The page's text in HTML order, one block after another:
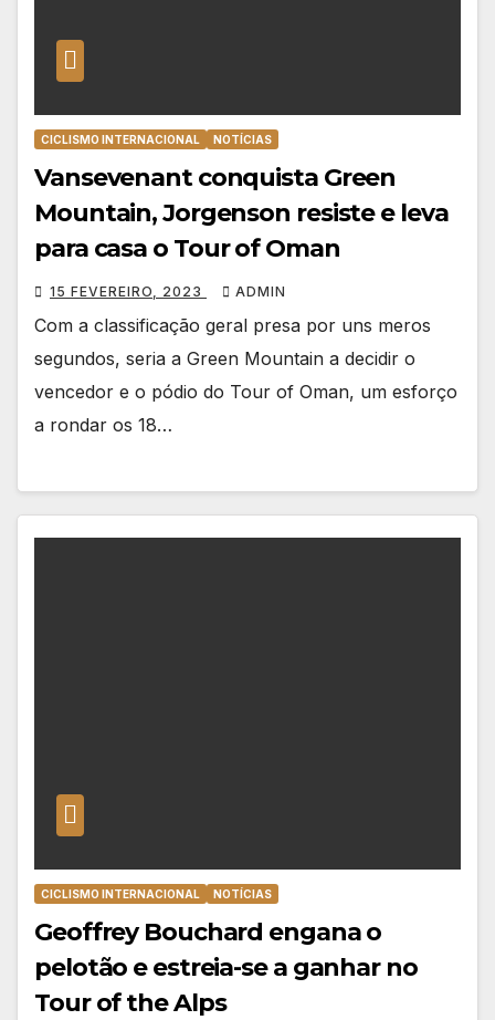
CICLISMO INTERNACIONAL NOTÍCIAS
Vansevenant conquista Green
Mountain, Jorgenson resiste e leva
para casa o Tour of Oman
15 FEVEREIRO, 2023 ADMIN
Com a classificação geral presa por uns meros
segundos, seria a Green Mountain a decidir o
vencedor e o pódio do Tour of Oman, um esforço
a rondar os 18…
CICLISMO INTERNACIONAL NOTÍCIAS
Geoffrey Bouchard engana o
pelotão e estreia-se a ganhar no
Tour of the Alps